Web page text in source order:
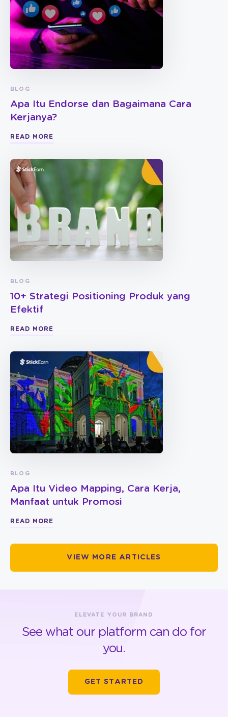
BLOG
Apa Itu Endorse dan Bagaimana Cara
Kerjanya?
READ MORE
BLOG
10+ Strategi Positioning Produk yang
Efektif
READ MORE
BLOG
Apa Itu Video Mapping, Cara Kerja,
Manfaat untuk Promosi
READ MORE
VIEW MORE ARTICLES
ELEVATE YOUR BRAND
See what our platform can do for
you.
GET STARTED